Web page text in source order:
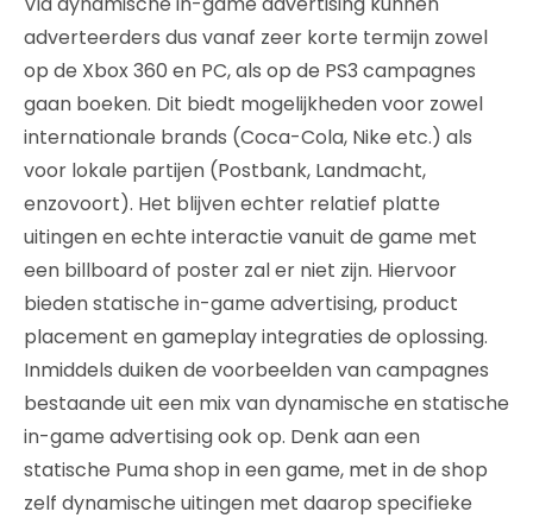
adverteerders dus vanaf zeer korte termijn zowel
op de Xbox 360 en PC, als op de PS3 campagnes
gaan boeken. Dit biedt mogelijkheden voor zowel
internationale brands (Coca-Cola, Nike etc.) als
voor lokale partijen (Postbank, Landmacht,
enzovoort). Het blijven echter relatief platte
uitingen en echte interactie vanuit de game met
een billboard of poster zal er niet zijn. Hiervoor
bieden statische in-game advertising, product
placement en gameplay integraties de oplossing.
Inmiddels duiken de voorbeelden van campagnes
bestaande uit een mix van dynamische en statische
in-game advertising ook op. Denk aan een
statische Puma shop in een game, met in de shop
zelf dynamische uitingen met daarop specifieke